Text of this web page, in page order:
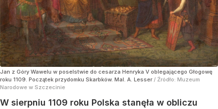
Jan z Góry Wawelu w poselstwie do cesarza Henryka V oblegającego Głogowę
roku 1109. Początek przydomku Skarbków. Mal. A. Lesser / Źródło: Muzeum
Narodowe w Szczecinie
W sierpniu 1109 roku Polska stanęła w obliczu